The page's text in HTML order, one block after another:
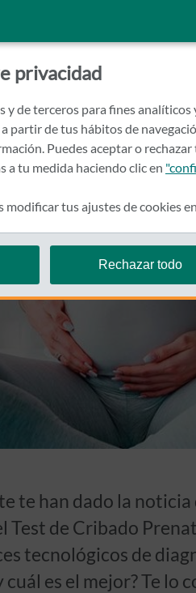
te han dado la
Test de Cribado
tecnológicos de
es el mejor? Te lo
privacidad
y de terceros para fines
partir de tus hábitos de
Puedes aceptar o
a tu medida haciendo clic en
modificar tus ajustes de cookies
Rechazar todo